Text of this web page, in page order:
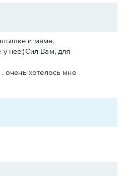
и маме.
неё:)Сил Вам, для
очень хотелось мне